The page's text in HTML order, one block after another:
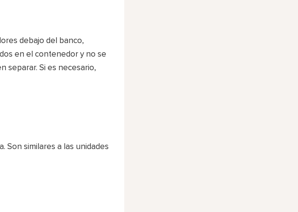
debajo del banco,
en el contenedor y no se
separar. Si es necesario,
Son similares a las unidades